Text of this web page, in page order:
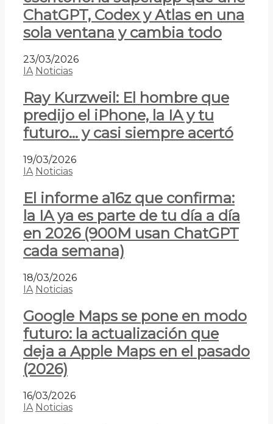
ChatGPT, Codex y Atlas en una
sola ventana y cambia todo
23/03/2026
IA Noticias
Ray Kurzweil: El hombre que
predijo el iPhone, la IA y tu
futuro… y casi siempre acertó
19/03/2026
IA Noticias
El informe a16z que confirma:
la IA ya es parte de tu día a día
en 2026 (900M usan ChatGPT
cada semana)
18/03/2026
IA Noticias
Google Maps se pone en modo
futuro: la actualización que
deja a Apple Maps en el pasado
(2026)
16/03/2026
IA Noticias